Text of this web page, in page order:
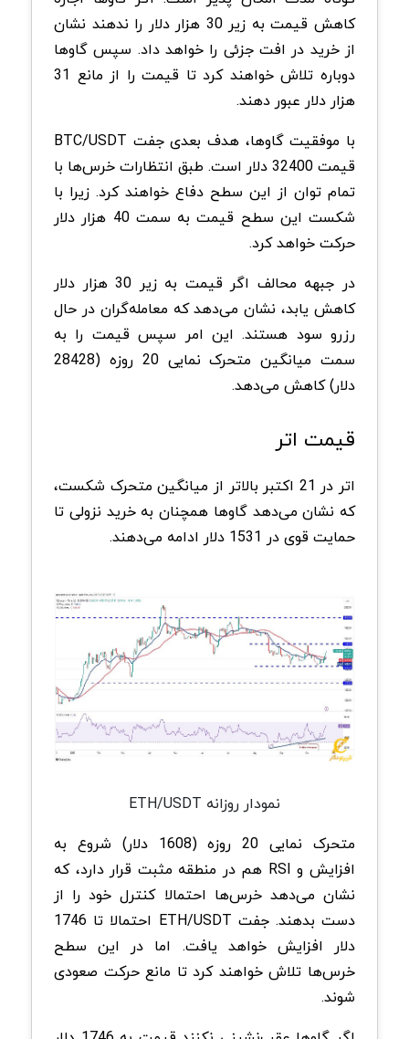
کاهش قیمت به زیر 30 هزار دلار را ندهند نشان
از خرید در افت جزئی را خواهد داد. سپس گاوها
دوباره تلاش خواهند کرد تا قیمت را از مانع 31
هزار دلار عبور دهند.
با موفقیت گاوها، هدف بعدی جفت BTC/USDT
قیمت 32400 دلار است. طبق انتظارات خرس‌ها با
تمام توان از این سطح دفاع خواهند کرد. زیرا با
شکست این سطح قیمت به سمت 40 هزار دلار
حرکت خواهد کرد.
در جبهه محالف اگر قیمت به زیر 30 هزار دلار
کاهش یابد، نشان می‌دهد که معامله‌گران در حال
رزرو سود هستند. این امر سپس قیمت را به
سمت میانگین متحرک نمایی 20 روزه (28428
دلار) کاهش می‌دهد.
قیمت اتر
اتر در 21 اکتبر بالاتر از میانگین متحرک شکست،
که نشان می‌دهد گاوها همچنان به خرید نزولی تا
حمایت قوی در 1531 دلار ادامه می‌دهند.
نمودار روزانه ETH/USDT
متحرک نمایی 20 روزه (1608 دلار) شروع به
افزایش و RSI هم در منطقه مثبت قرار دارد، که
نشان می‌دهد خرس‌ها احتمالا کنترل خود را از
دست بدهند. جفت ETH/USDT احتمالا تا 1746
دلار افزایش خواهد یافت. اما در این سطح
خرس‌ها تلاش خواهند کرد تا مانع حرکت صعودی
شوند.